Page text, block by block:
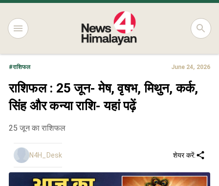
#राशिफल June 24, 2026
राशिफल : 25 जून- मेष, वृषभ, मिथुन, कर्क,
सिंह और कन्या राशि- यहां पढ़ें
25 जून का राशिफल
N4H_Desk शेयर करें: